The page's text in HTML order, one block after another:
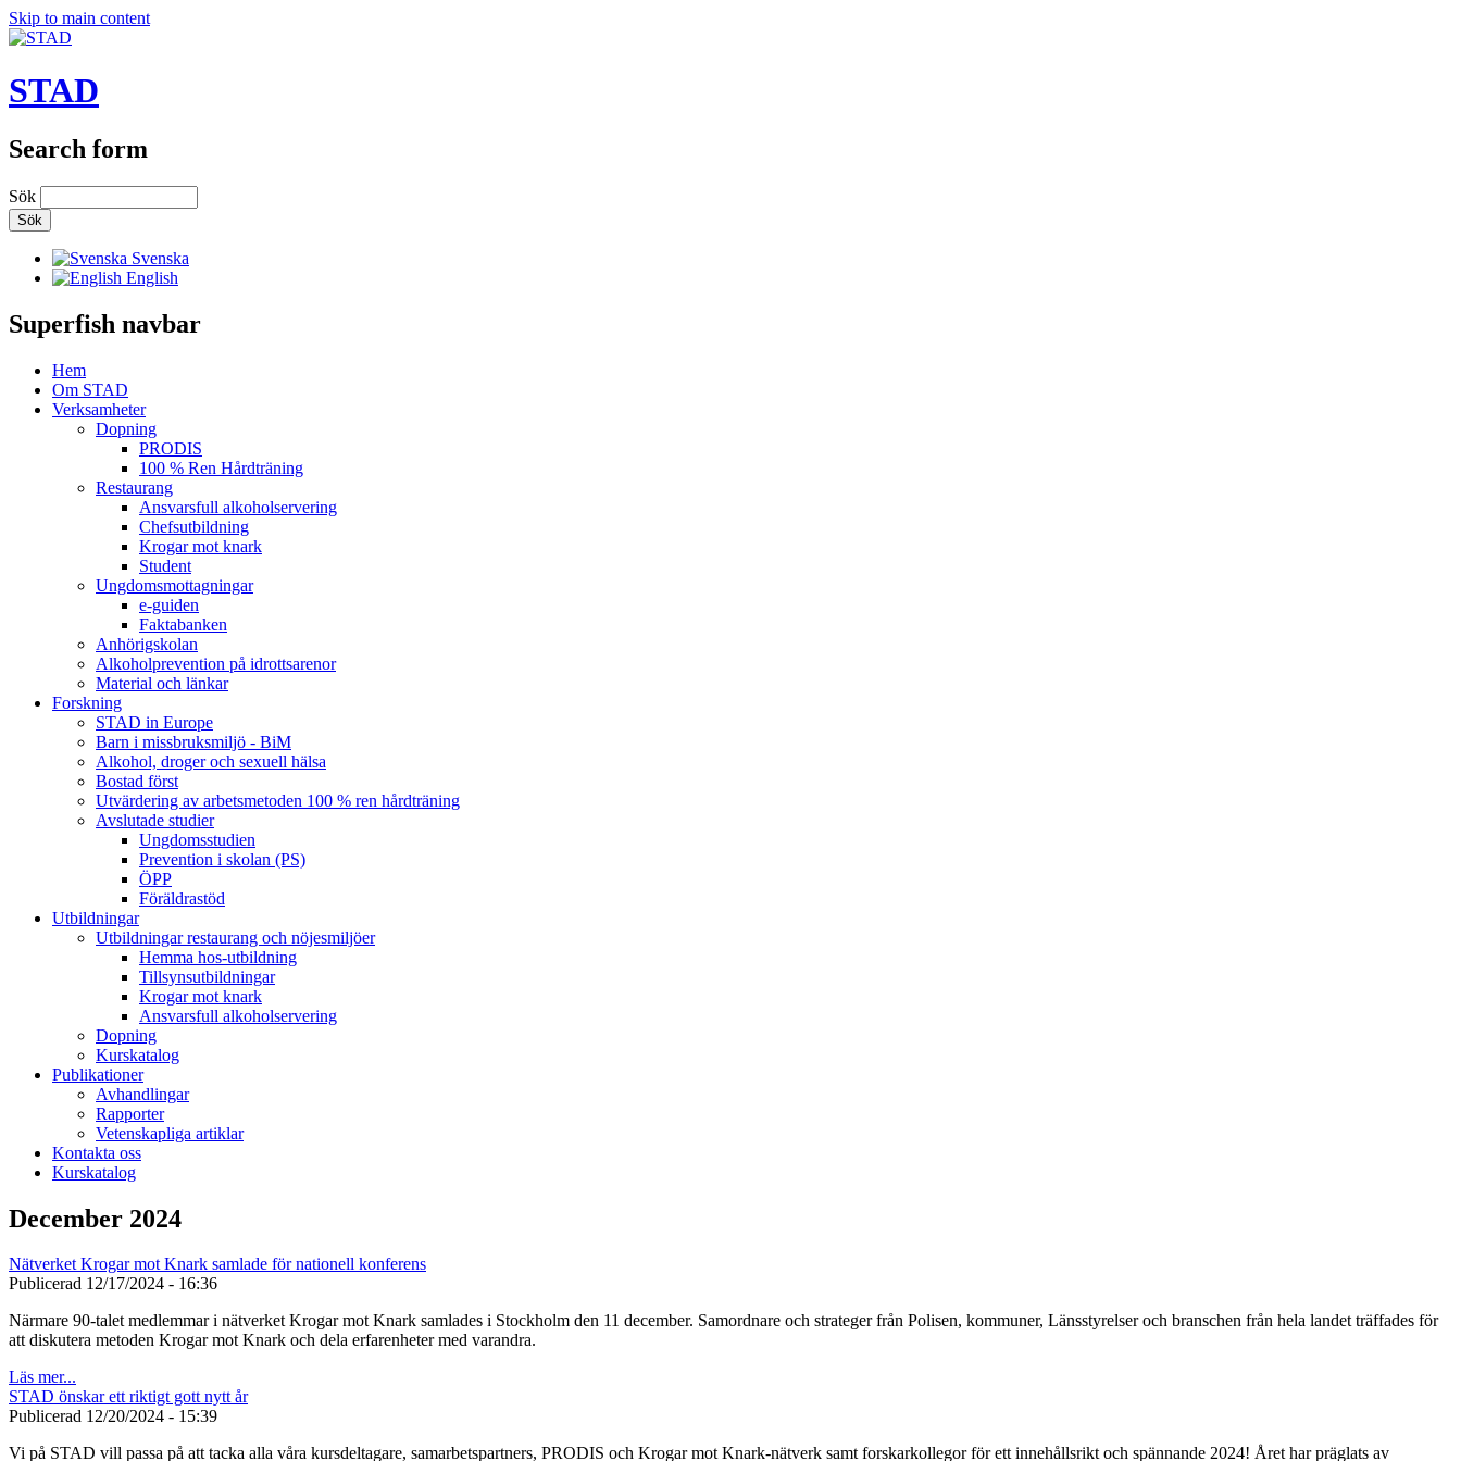
Skip to main content
STAD
Search form
Sök
Svenska
English
Superfish navbar
Hem
Om STAD
Verksamheter
Dopning
PRODIS
100 % Ren Hårdträning
Restaurang
Ansvarsfull alkoholservering
Chefsutbildning
Krogar mot knark
Student
Ungdomsmottagningar
e-guiden
Faktabanken
Anhörigskolan
Alkoholprevention på idrottsarenor
Material och länkar
Forskning
STAD in Europe
Barn i missbruksmiljö - BiM
Alkohol, droger och sexuell hälsa
Bostad först
Utvärdering av arbetsmetoden 100 % ren hårdträning
Avslutade studier
Ungdomsstudien
Prevention i skolan (PS)
ÖPP
Föräldrastöd
Utbildningar
Utbildningar restaurang och nöjesmiljöer
Hemma hos-utbildning
Tillsynsutbildningar
Krogar mot knark
Ansvarsfull alkoholservering
Dopning
Kurskatalog
Publikationer
Avhandlingar
Rapporter
Vetenskapliga artiklar
Kontakta oss
Kurskatalog
December 2024
Nätverket Krogar mot Knark samlade för nationell konferens
Publicerad 12/17/2024 - 16:36
Närmare 90-talet medlemmar i nätverket Krogar mot Knark samlades i Stockholm den 11 december. Samordnare och strateger från Polisen, kommuner, Länsstyrelser och branschen från hela landet träffades för
att diskutera metoden Krogar mot Knark och dela erfarenheter med varandra.
Läs mer...
STAD önskar ett riktigt gott nytt år
Publicerad 12/20/2024 - 15:39
Vi på STAD vill passa på att tacka alla våra kursdeltagare, samarbetspartners, PRODIS och Krogar mot Knark-nätverk samt forskarkollegor för ett innehållsrikt och spännande 2024! Året har präglats av